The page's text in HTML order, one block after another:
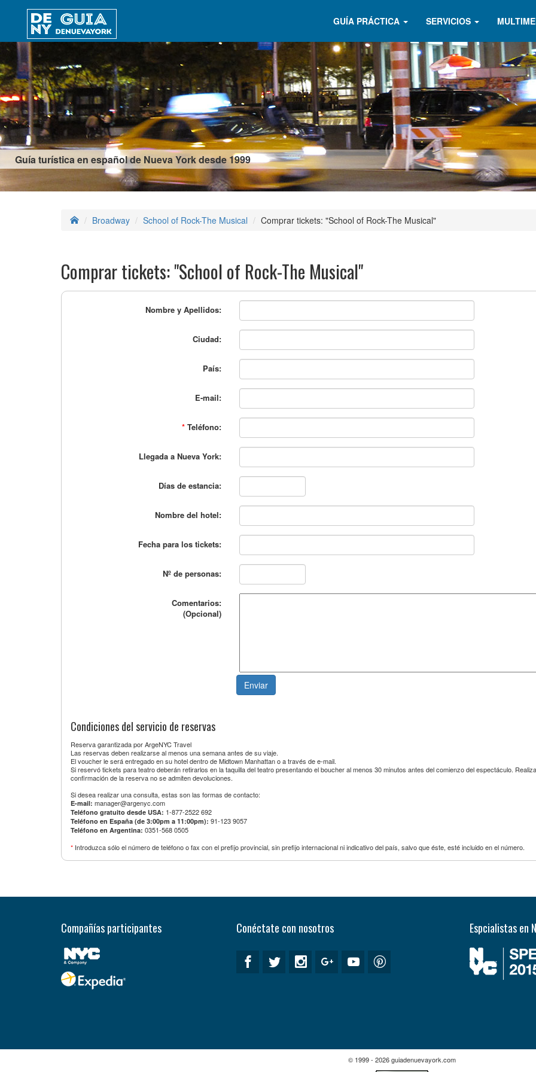
Guía turística en español de Nueva York desde 1999
GUÍA PRÁCTICA SERVICIOS
Broadway School of Rock-The Musical Comprar tickets: "School of Rock-The Musical"
Comprar tickets: "School of Rock-The Musical"
Nombre y Apellidos:
Ciudad:
País:
E-mail:
*Teléfono:
Llegada a Nueva York:
Días de estancia:
Nombre del hotel:
Fecha para los tickets:
Nº de personas:
Comentarios:
(Opcional)
Condiciones del servicio de reservas
Reserva garantizada por ArgeNYC Travel
Las reservas deben realizarse al menos una semana antes de su viaje.
El voucher le será entregado en su hotel dentro de Midtown Manhattan o a través de e-mail.
Si reservó tickets para teatro deberán retirarlos en la taquilla del teatro presentando el boucher al menos 30 minutos antes del comienzo del espectáculo.
confirmación de la reserva no se admiten devoluciones.
Si desea realizar una consulta, estas son las formas de contacto:
E-mail: manager@argenyc.com
Teléfono gratuito desde USA: 1-877-2522 692
Teléfono en España (de 3:00pm a 11:00pm): 91-123 9057
Teléfono en Argentina: 0351-568 0505
* Introduzca sólo el número de teléfono o fax con el prefijo provincial, sin prefijo internacional ni indicativo del país, salvo que éste, esté incluido en el número.
Compañías participantes Conéctate con nosotros Espcialistas en
© 1999 - 2026 guiadenuevayork.com